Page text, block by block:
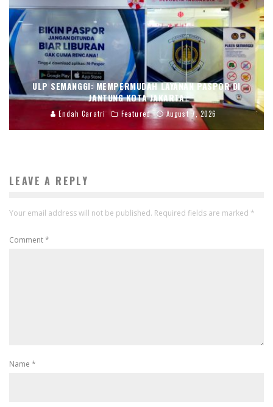
ULP SEMANGGI: MEMPERMUDAH LAYANAN PASPOR DI
JANTUNG KOTA JAKARTA
Endah Caratri Featured August 7, 2026
LEAVE A REPLY
Your email address will not be published. Required fields are marked *
Comment*
Name *